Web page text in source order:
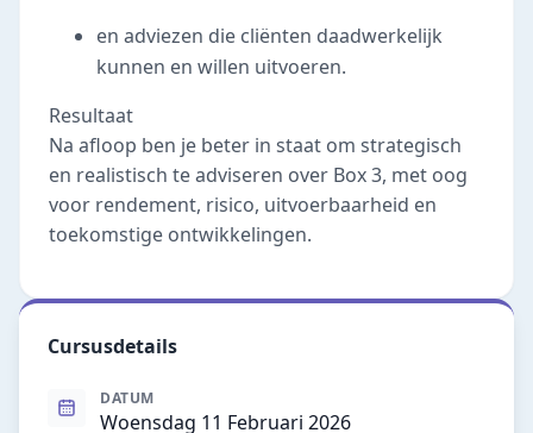
en adviezen die cliënten daadwerkelijk
kunnen en willen uitvoeren.
Resultaat
Na afloop ben je beter in staat om strategisch
en realistisch te adviseren over Box 3, met oog
voor rendement, risico, uitvoerbaarheid en
toekomstige ontwikkelingen.
Cursusdetails
DATUM
Woensdag 11 Februari 2026